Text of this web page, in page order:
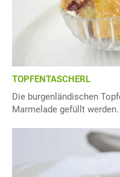
TOPFENTASCHERL
Die burgenländischen
Marmelade gefüllt werden.